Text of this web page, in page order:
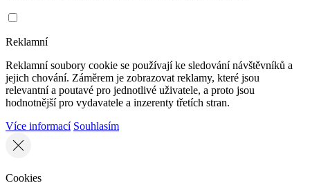
Reklamní
Reklamní soubory cookie se používají ke sledování návštěvníků a
jejich chování. Záměrem je zobrazovat reklamy, které jsou
relevantní a poutavé pro jednotlivé uživatele, a proto jsou
hodnotnější pro vydavatele a inzerenty třetích stran.
Více informací Souhlasím
Cookies